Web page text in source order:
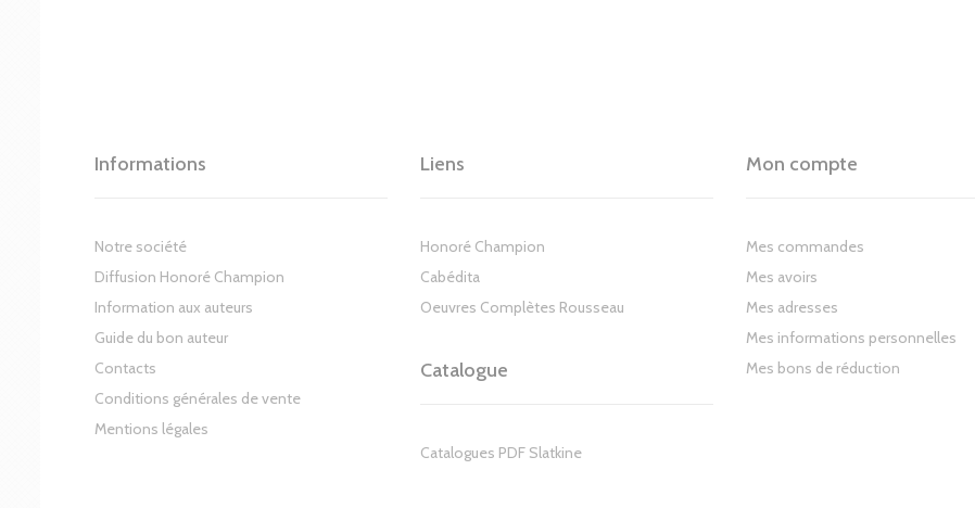
Informations
Notre société
Diffusion Honoré Champion
Information aux auteurs
Guide du bon auteur
Contacts
Conditions générales de vente
Mentions légales
Liens
Honoré Champion
Cabédita
Oeuvres Complètes Rousseau
Catalogue
Catalogues PDF Slatkine
Mon compte
Mes commandes
Mes avoirs
Mes adresses
Mes informations personnelles
Mes bons de réduction